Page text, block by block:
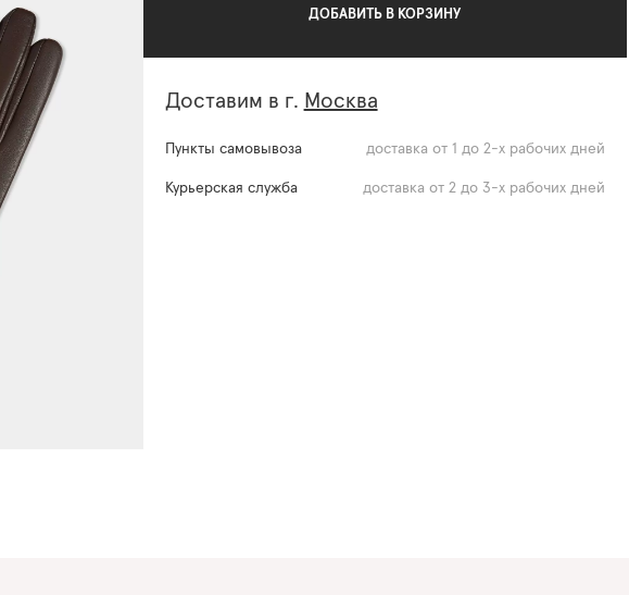
ДОБАВИТЬ В КОРЗИНУ
Доставим в г. Москва
Пункты самовывоза доставка от 1 до 2-х рабочих дней
Курьерская служба доставка от 2 до 3-х рабочих дней